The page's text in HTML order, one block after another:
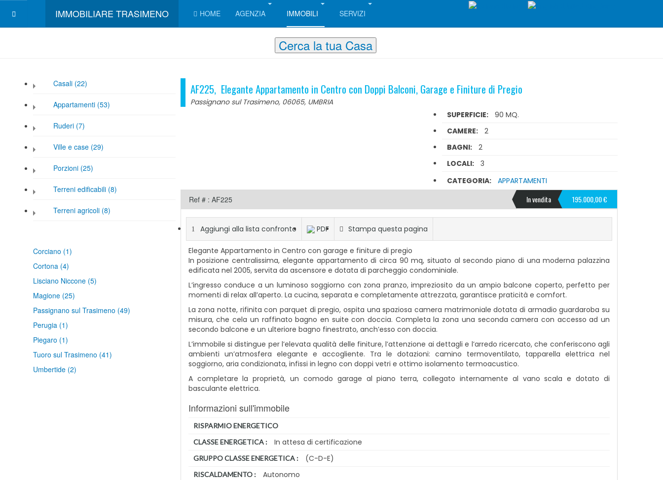
IMMOBILIARE TRASIMENO HOME AGENZIA IMMOBILI SERVIZI
Cerca la tua Casa
AF225, Elegante Appartamento in Centro con Doppi Balconi, Garage e Finiture di Pregio
Passignano sul Trasimeno, 06065, UMBRIA
SUPERFICIE:
90 MQ.
CAMERE:
2
BAGNI:
2
LOCALI:
3
CATEGORIA:
APPARTAMENTI
Ref # : AF225
In vendita 195.000,00 €
Aggiungi alla lista confronto PDF Stampa questa pagina
Elegante Appartamento in Centro con garage e finiture di pregio
In posizione centralissima, elegante appartamento di circa 90 mq, situato al secondo piano di una moderna palazzina
edificata nel 2005, servita da ascensore e dotata di parcheggio condominiale.
L’ingresso conduce a un luminoso soggiorno con zona pranzo, impreziosito da un ampio balcone coperto, perfetto per
momenti di relax all’aperto. La cucina, separata e completamente attrezzata, garantisce praticità e comfort.
La zona notte, rifinita con parquet di pregio, ospita una spaziosa camera matrimoniale dotata di armadio guardaroba su
misura, che cela un raffinato bagno en suite con doccia. Completa la zona una seconda camera con accesso ad un
secondo balcone e un ulteriore bagno finestrato, anch’esso con doccia.
L’immobile si distingue per l’elevata qualità delle finiture, l’attenzione ai dettagli e l’arredo ricercato, che conferiscono agli
ambienti un’atmosfera elegante e accogliente. Tra le dotazioni: camino termoventilato, tapparella elettrica nel
soggiorno, aria condizionata, infissi in legno con doppi vetri e ottimo isolamento termoacustico.
A completare la proprietà, un comodo garage al piano terra, collegato internamente al vano scala e dotato di
basculante elettrica.
Informazioni sull'immobile
RISPARMIO ENERGETICO
CLASSE ENERGETICA :
In attesa di certificazione
GRUPPO CLASSE ENERGETICA : (C-D-E)
RISCALDAMENTO : Autonomo
Casali (22)
Appartamenti (53)
Ruderi (7)
Ville e case (29)
Porzioni (25)
Terreni edificabili (8)
Terreni agricoli (8)
Corciano (1)
Cortona (4)
Lisciano Niccone (5)
Magione (25)
Passignano sul Trasimeno (49)
Perugia (1)
Piegaro (1)
Tuoro sul Trasimeno (41)
Umbertide (2)